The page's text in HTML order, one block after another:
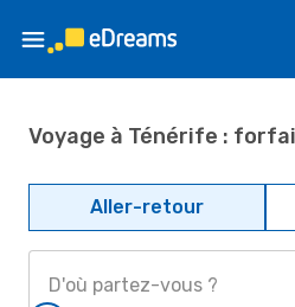
Voyage à Ténérife :
Aller-retour
D'où partez-vous ?